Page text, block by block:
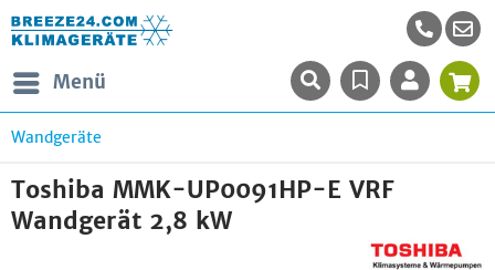
Menü
Wandgeräte
Toshiba MMK-UP0091HP-E VRF
Wandgerät 2,8 kW